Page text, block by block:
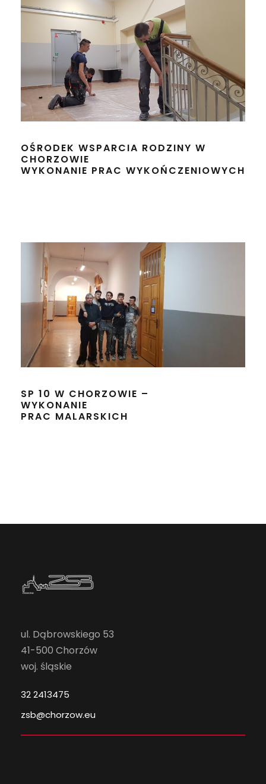
OŚRODEK WSPARCIA RODZINY W
CHORZOWIE
WYKONANIE PRAC WYKOŃCZENIOWYCH
SP 10 W CHORZOWIE –
WYKONANIE
PRAC MALARSKICH
ul. Dąbrowskiego 53
41-500 Chorzów
woj. śląskie
32 2413475
zsb@chorzow.eu